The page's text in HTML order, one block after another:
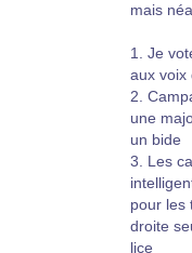
mais
1. Je
aux voix
2.
une
un bide
3. Les
pour les
droite
lice